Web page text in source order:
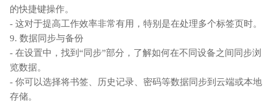
的快捷键操作。
- 这对于提高工作效率非常有用，特别是在处理多个标签页时。
9. 数据同步与备份
- 在设置中，找到“同步”部分，了解如何在不同设备之间同步浏
览数据。
- 你可以选择将书签、历史记录、密码等数据同步到云端或本地
存储。